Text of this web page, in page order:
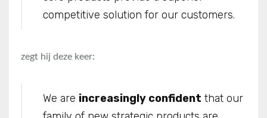
competitive solution for our customers.
zegt hij deze keer:
We are increasingly confident that our